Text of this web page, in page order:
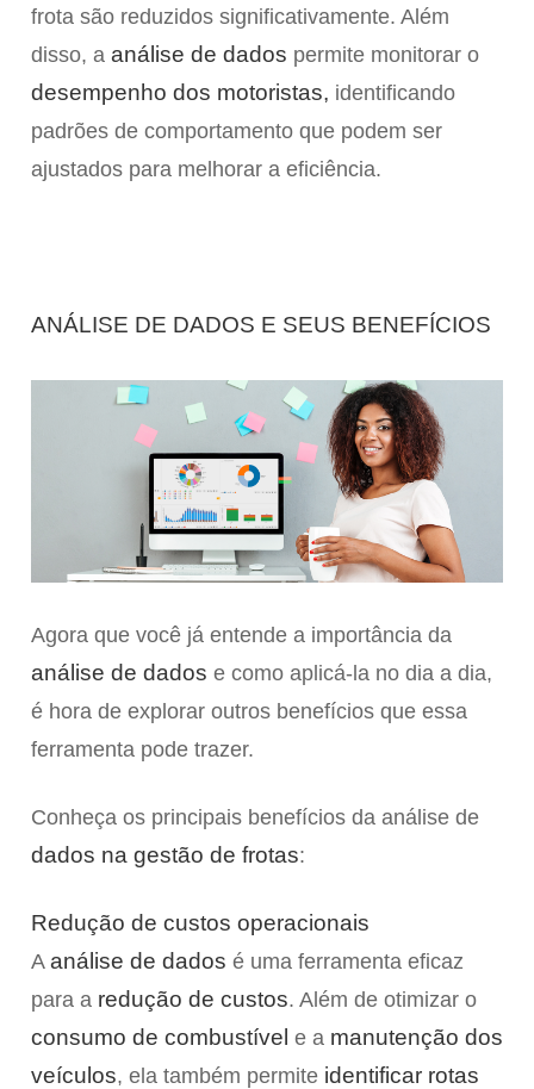
frota são reduzidos significativamente. Além
disso, a análise de dados permite monitorar o
desempenho dos motoristas, identificando
padrões de comportamento que podem ser
ajustados para melhorar a eficiência.
ANÁLISE DE DADOS E SEUS BENEFÍCIOS
Agora que você já entende a importância da
análise de dados e como aplicá-la no dia a dia,
é hora de explorar outros benefícios que essa
ferramenta pode trazer.
Conheça os principais benefícios da análise de
dados na gestão de frotas:
Redução de custos operacionais
A análise de dados é uma ferramenta eficaz
para a redução de custos. Além de otimizar o
consumo de combustível e a manutenção dos
veículos, ela também permite identificar rotas